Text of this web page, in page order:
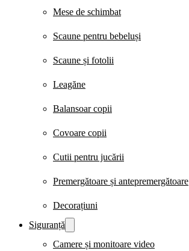
Mese de schimbat
Scaune pentru bebeluși
Scaune și fotolii
Leagăne
Balansoar copii
Covoare copii
Cutii pentru jucării
Premergătoare și antepremergătoare
Decorațiuni
Siguranță
Camere și monitoare video